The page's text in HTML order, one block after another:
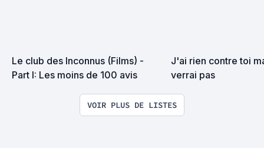
Le club des Inconnus (Films) -
Part I: Les moins de 100 avis
J'ai rien contre toi
verrai pas
VOIR PLUS DE LISTES